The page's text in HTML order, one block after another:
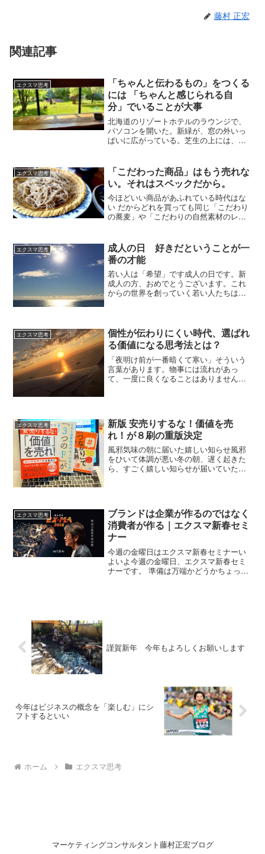
藤村 正宏
関連記事
エクスマ思考
「ちゃんと伝わるもの」をつくる
には 「ちゃんと感じられる自
分」でいることが大事
北海道のリゾートホテルのラウンジで、
パソコンを開いた。新緑が、窓の外いっ
ぱいに広がっている。芝生の上には、芝
た森。仕事をしに来たんだけど、この空
間は、なんだか「働く」って言葉とは少
しちがう。香り高いコーヒーが、そっと
湯気をたてている。静かに流れるBGM
が、頭の中の雑音をすっと拭ってくれ
る。スタッフさんの立ち振る舞いにも、
すごく影響されると思う。いつものデス
クだと進まないことも、ここだとするす
ると言葉が出てくる。頭の中の引き出し
が、ひとつずつやわらかく開いていく感
じ。「ちゃんと伝わるもの」をつくるに
は、「ちゃんと感じられる自分」でいる
ことが大事なんだな。
エクスマ思考
「こだわった商品」はもう売れな
い。それはスペックだから。
今ほどいい商品があふれている時代はな
い だからどれを買っても同じ「こだわり
の蕎麦」や「こだわりの自然素材のレス
になっている。もう商品自体への「こだ
わり」が通用しない時代...
エクスマ思考
成人の日 好きだということが一
番の才能
若い人は「希望」です成人の日です。新
成人の方、おめでとうございます。これ
からの世界を創っていく若い人たちは世
にいい時代はないと思うか...
エクスマ思考
個性が伝わりにくい時代、選ばれ
る価値になる思考法とは？
「夜明け前が一番暗くて寒い」そういう
言葉があります。物事には流れがあっ
て、一度に良くなることはありません。
かりと爪を砥いでおくことです...
エクスマ思考
新版 安売りするな！価値を売
れ！が８刷の重版決定
風邪気味の朝に届いた嬉しい知らせ風邪
をひいて体調が悪い冬の朝、遅く起きた
ら、すごく嬉しい知らせが届いていた。
邪も吹っ飛んで、...
エクスマ思考
ブランドは企業が作るのではなく
消費者が作る｜エクスマ新春セミ
ナー
今週の金曜日はエクスマ新春セミナーい
よいよ今週の金曜日、エクスマ新春セミ
ナーです。 準備は万端かどうかちょっと
謹賀新年 今年もよろしくお願いします
今年はビジネスの概念を「楽しむ」にシ
フトするといい
ホーム エクスマ思考
マーケティングコンサルタント藤村正宏ブログ